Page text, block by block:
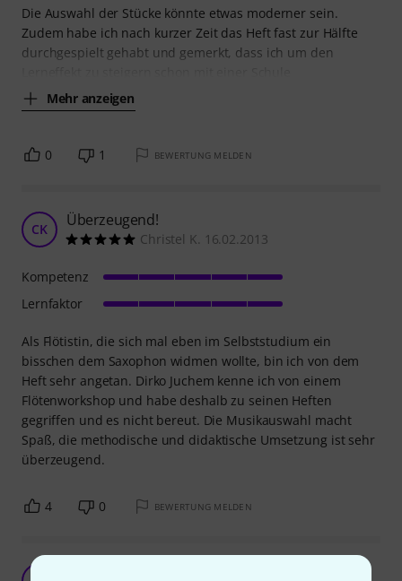
Die Auswahl der Stücke könnte etwas moderner sein.
Zudem habe ich nach kurzer Zeit das Heft fast zur Hälfte
durchgespielt gehabt und gemerkt, dass ich um den
Mehr anzeigen
0 1 BEWERTUNG MELDEN
CK Überzeugend!
Christel K. 16.02.2013
Als Flötistin, die sich mal eben im Selbststudium ein
bisschen dem Saxophon widmen wollte, bin ich von dem
Heft sehr angetan. Dirko Juchem kenne ich von einem
Flötenworkshop und habe deshalb zu seinen Heften
gegriffen und es nicht bereut. Die Musikauswahl macht
Spaß, die methodische und didaktische Umsetzung ist sehr
überzeugend.
Kompetenz
Lernfaktor
4 0 BEWERTUNG MELDEN